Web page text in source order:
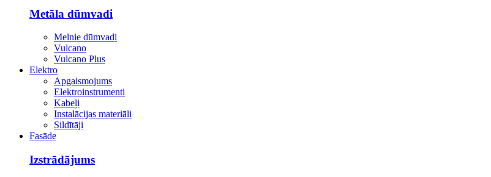
Metāla dūmvadi
Melnie dūmvadi
Vulcano
Vulcano Plus
Elektro
Apgaismojums
Elektroinstrumenti
Kabeļi
Instalācijas materiāli
Sildītāji
Fasāde
Izstrādājums